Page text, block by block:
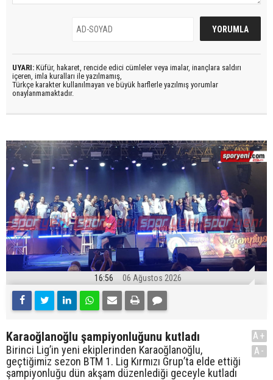
UYARI: Küfür, hakaret, rencide edici cümleler veya imalar, inançlara saldırı
içeren, imla kuralları ile yazılmamış,
Türkçe karakter kullanılmayan ve büyük harflerle yazılmış yorumlar
onaylanmamaktadır.
16:56 06 Ağustos 2026
Karaoğlanoğlu şampiyonluğunu kutladı
Birinci Lig’in yeni ekiplerinden Karaoğlanoğlu,
geçtiğimiz sezon BTM 1. Lig Kırmızı Grup’ta elde ettiği
şampiyonluğu dün akşam düzenlediği geceyle kutladı
A+
A-